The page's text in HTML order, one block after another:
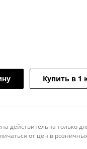
Купить в 1
действительна только
от цен в